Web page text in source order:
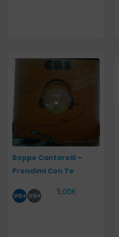
Beppe Cantarelli –
Prendimi Con Te
5,00€